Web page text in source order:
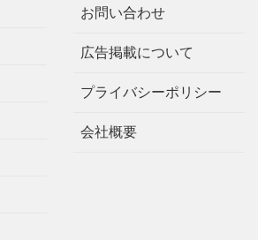
お問い合わせ
広告掲載について
プライバシーポリシー
会社概要